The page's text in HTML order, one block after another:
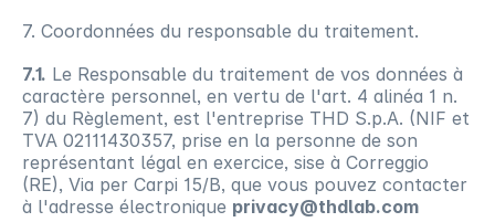
7. Coordonnées du responsable du traitement.
7.1. Le Responsable du traitement de vos données à
caractère personnel, en vertu de l'art. 4 alinéa 1 n.
7) du Règlement, est l'entreprise THD S.p.A. (NIF et
TVA 02111430357, prise en la personne de son
représentant légal en exercice, sise à Correggio
(RE), Via per Carpi 15/B, que vous pouvez contacter
à l'adresse électronique privacy@thdlab.com